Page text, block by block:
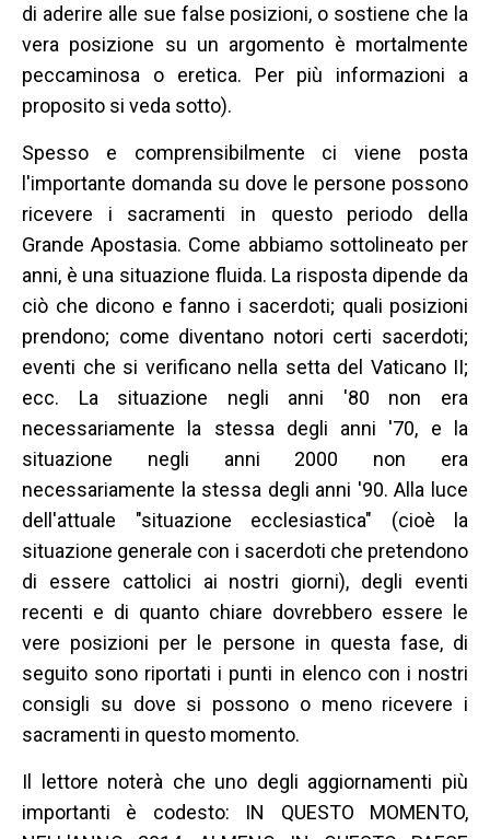
di aderire alle sue false posizioni, o sostiene che la
vera posizione su un argomento è mortalmente
peccaminosa o eretica. Per più informazioni a
proposito si veda sotto).
Spesso e comprensibilmente ci viene posta
l'importante domanda su dove le persone possono
ricevere i sacramenti in questo periodo della
Grande Apostasia. Come abbiamo sottolineato per
anni, è una situazione fluida. La risposta dipende da
ciò che dicono e fanno i sacerdoti; quali posizioni
prendono; come diventano notori certi sacerdoti;
eventi che si verificano nella setta del Vaticano II;
ecc. La situazione negli anni '80 non era
necessariamente la stessa degli anni '70, e la
situazione negli anni 2000 non era
necessariamente la stessa degli anni '90. Alla luce
dell'attuale "situazione ecclesiastica" (cioè la
situazione generale con i sacerdoti che pretendono
di essere cattolici ai nostri giorni), degli eventi
recenti e di quanto chiare dovrebbero essere le
vere posizioni per le persone in questa fase, di
seguito sono riportati i punti in elenco con i nostri
consigli su dove si possono o meno ricevere i
sacramenti in questo momento.
Il lettore noterà che uno degli aggiornamenti più
importanti è codesto: IN QUESTO MOMENTO,